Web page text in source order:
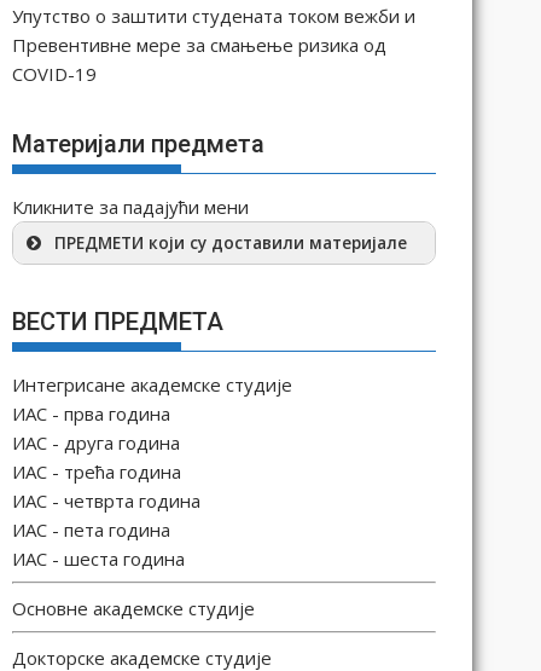
Упутство о заштити студената током вежби и
Превентивне мере за смањење ризика од
COVID-19
Материјали предмета
Кликните за падајући мени
ПРЕДМЕТИ који су доставили материјале
ВЕСТИ ПРЕДМЕТА
Интегрисане академске студије
ИАС - прва година
ИАС - друга година
ИАС - трећа година
ИАС - четврта година
ИАС - пета година
ИАС - шеста година
Основне академске студије
Докторске академске студије